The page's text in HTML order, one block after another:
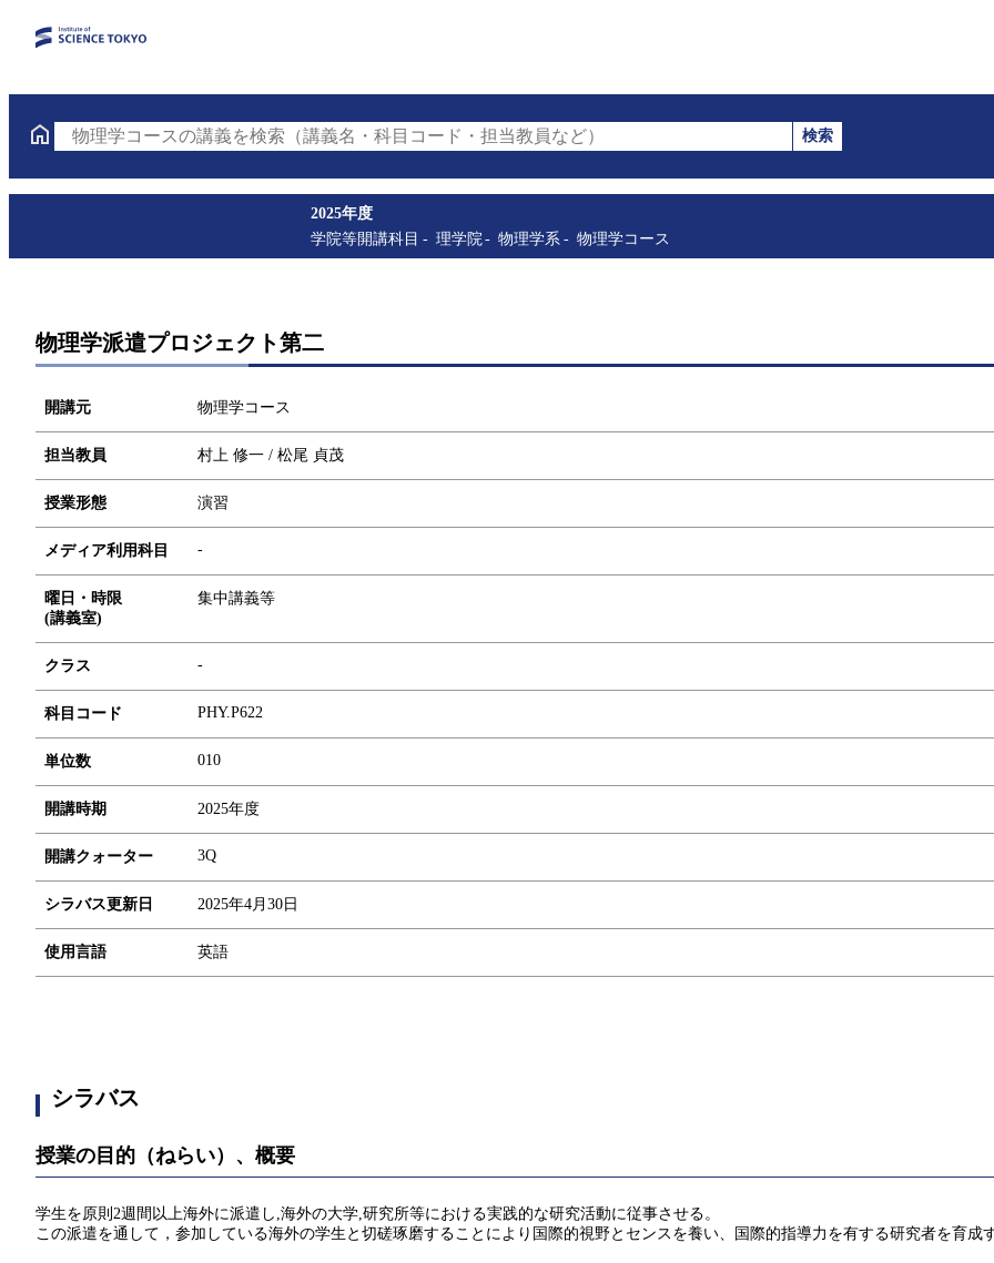
物理学コースの講義を検索（講義名・科目コード・担当教員など）
検索
2025年度
学院等開講科目
理学院 物理学系 物理学コース
物理学派遣プロジェクト第二
開講元 物理学コース
担当教員 村上 修一 / 松尾 貞茂
授業形態 演習
メディア利用科目 -
曜日・時限
(講義室)
集中講義等
クラス -
科目コード PHY.P622
単位数 010
開講時期 2025年度
開講クォーター 3Q
シラバス更新日 2025年4月30日
使用言語 英語
シラバス
授業の目的（ねらい）、概要
学生を原則2週間以上海外に派遣し,海外の大学,研究所等における実践的な研究活動に従事させる。
この派遣を通して，参加している海外の学生と切磋琢磨することにより国際的視野とセンスを養い、国際的指導力を有する研究者を育成